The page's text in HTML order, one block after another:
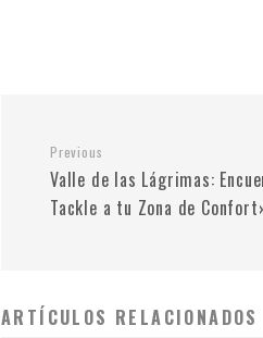
Previous
Valle de las Lágrimas:
Tackle a tu Zona de
ARTÍCULOS RELACIONADOS